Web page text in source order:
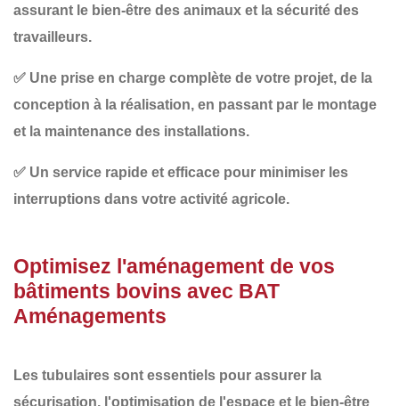
assurant le bien-être des animaux et la sécurité des
travailleurs.
✅ Une prise en charge complète de votre projet, de la
conception à la réalisation, en passant par le montage
et la maintenance des installations.
✅ Un service rapide et efficace pour minimiser les
interruptions dans votre activité agricole.
Optimisez l'aménagement de vos
bâtiments bovins avec BAT
Aménagements
Les tubulaires sont essentiels pour assurer la
sécurisation, l'optimisation de l'espace et le bien-être